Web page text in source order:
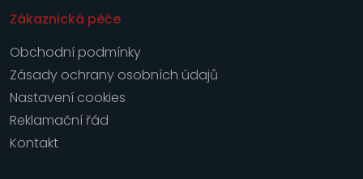
Zákaznická péče
Obchodní podmínky
Zásady ochrany osobních údajů
Nastavení cookies
Reklamační řád
Kontakt